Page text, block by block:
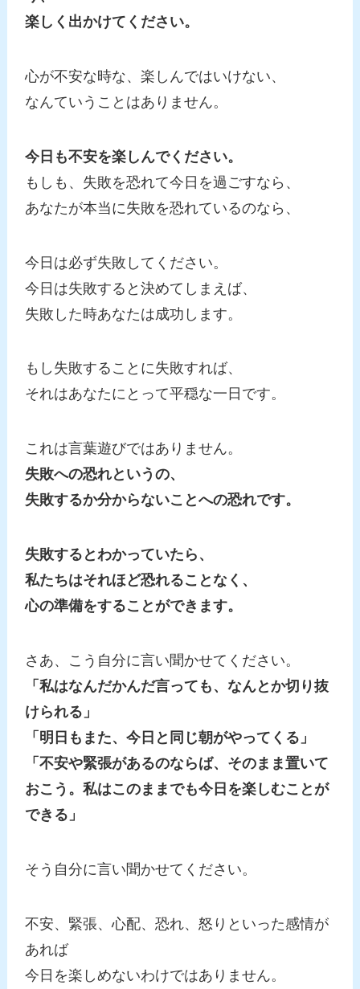
楽しく出かけてください。
心が不安な時な、楽しんではいけない、
なんていうことはありません。
今日も不安を楽しんでください。
もしも、失敗を恐れて今日を過ごすなら、
あなたが本当に失敗を恐れているのなら、
今日は必ず失敗してください。
今日は失敗すると決めてしまえば、
失敗した時あなたは成功します。
もし失敗することに失敗すれば、
それはあなたにとって平穏な一日です。
これは言葉遊びではありません。
失敗への恐れというの、
失敗するか分からないことへの恐れです。
失敗するとわかっていたら、
私たちはそれほど恐れることなく、
心の準備をすることができます。
さあ、こう自分に言い聞かせてください。
「私はなんだかんだ言っても、なんとか切り抜
けられる」
「明日もまた、今日と同じ朝がやってくる」
「不安や緊張があるのならば、そのまま置いて
おこう。私はこのままでも今日を楽しむことが
できる」
そう自分に言い聞かせてください。
不安、緊張、心配、恐れ、怒りといった感情が
あれば
今日を楽しめないわけではありません。